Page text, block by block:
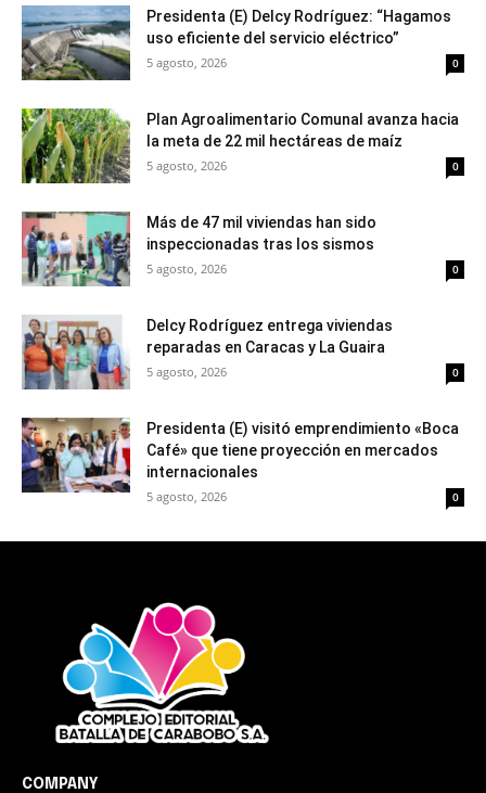
Presidenta (E) Delcy Rodríguez: “Hagamos
uso eficiente del servicio eléctrico”
5 agosto, 2026 0
Plan Agroalimentario Comunal avanza hacia
la meta de 22 mil hectáreas de maíz
5 agosto, 2026 0
Más de 47 mil viviendas han sido
inspeccionadas tras los sismos
5 agosto, 2026 0
Delcy Rodríguez entrega viviendas
reparadas en Caracas y La Guaira
5 agosto, 2026 0
Presidenta (E) visitó emprendimiento «Boca
Café» que tiene proyección en mercados
internacionales
5 agosto, 2026 0
COMPANY